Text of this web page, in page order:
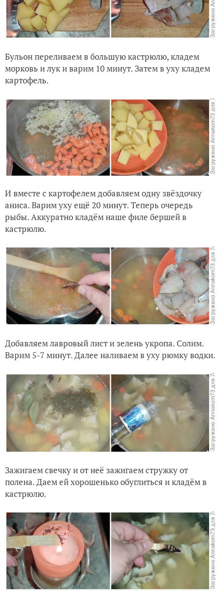
Бульон переливаем в большую кастрюлю, кладем
морковь и лук и варим 10 минут. Затем в уху кладем
картофель.
И вместе с картофелем добавляем одну звёздочку
аниса. Варим уху ещё 20 минут. Теперь очередь
рыбы. Аккуратно кладём наше филе бершей в
кастрюлю.
Добавляем лавровый лист и зелень укропа. Солим.
Варим 5-7 минут. Далее наливаем в уху рюмку водки.
Зажигаем свечку и от неё зажигаем стружку от
полена. Даем ей хорошенько обуглиться и кладём в
кастрюлю.